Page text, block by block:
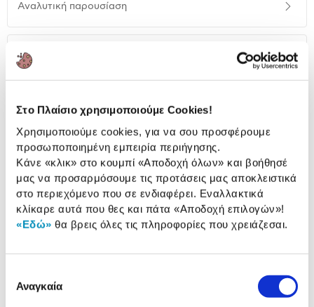
Στο Πλαίσιο χρησιμοποιούμε Cookies!
Χρησιμοποιούμε cookies, για να σου προσφέρουμε
προσωποποιημένη εμπειρία περιήγησης.
Κάνε «κλικ» στο κουμπί «Αποδοχή όλων» και βοήθησέ
μας να προσαρμόσουμε τις προτάσεις μας αποκλειστικά
στο περιεχόμενο που σε ενδιαφέρει. Εναλλακτικά
κλίκαρε αυτά που θες και πάτα «Αποδοχή επιλογών»!
«Εδώ» θα βρεις όλες τις πληροφορίες που χρειάζεσαι.
συγκατάθεσης
Αναγκαία
Αναλυτική παρουσίαση
Προδιαγραφές
προϊόντος
Χαρακτηριστικά
Αξιολογήσεις
Δες τι κλίκαραν όσοι είδαν το ίδιο
προϊόν με εσένα!